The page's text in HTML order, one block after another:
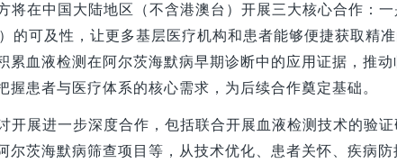
将在中国大陆地区（不含港澳台）开展三大核心合作：
的可及性，让更多基层医疗机构和患者能够便捷获取精
累血液检测在阿尔茨海默病早期诊断中的应用证据，推
握患者与医疗体系的核心需求，为后续合作奠定基础。
开展进一步深度合作，包括联合开展血液检测技术的验
尔茨海默病筛查项目等，从技术优化、患者关怀、疾病